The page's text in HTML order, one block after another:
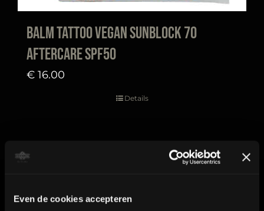
Even de cookies accepteren
Balm Tattoo Vegan Sunblock 70
aftercare SPF50
€ 16.00
Details
Contact